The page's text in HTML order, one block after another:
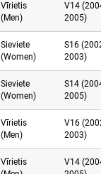
Vīrietis
(Men)
V14
2005)
Sieviete
(Women)
S16
2003)
Sieviete
(Women)
S14
2005)
Vīrietis
(Men)
V16
2003)
Vīrietis
V14